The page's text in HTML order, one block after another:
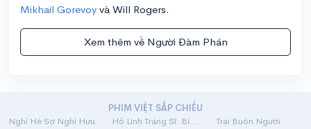
Mikhail Gorevoy và Will Rogers.
Xem thêm về Người Đàm Phán
PHIM VIỆT SẮP CHIẾU
Nghỉ Hè Sợ Nghỉ Hưu
Hộ Linh Tráng Sĩ: Bí Ẩn Mộ Vua Đinh
Trại Buôn Người